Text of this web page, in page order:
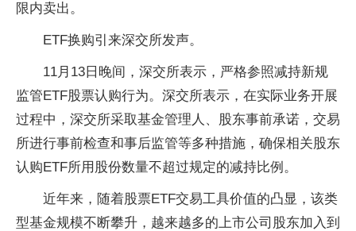
限内卖出。
ETF换购引来深交所发声。
11月13日晚间，深交所表示，严格参照减持新规
监管ETF股票认购行为。深交所表示，在实际业务开展
过程中，深交所采取基金管理人、股东事前承诺，交易
所进行事前检查和事后监管等多种措施，确保相关股东
认购ETF所用股份数量不超过规定的减持比例。
近年来，随着股票ETF交易工具价值的凸显，该类
型基金规模不断攀升，越来越多的上市公司股东加入到